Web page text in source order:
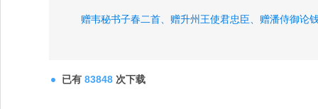
赠韦秘书子春二首、 赠升州王使君忠臣、 赠潘侍御论
已有 83848 次下载